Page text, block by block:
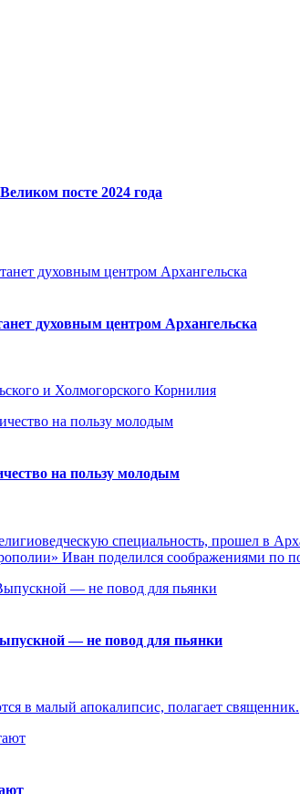
посте 2024 года
духовным центром Архангельска
и Холмогорского Корнилия
на пользу молодым
специальность, прошел в
Иван поделился соображениями по
— не повод для пьянки
в малый апокалипсис, полагает священник.